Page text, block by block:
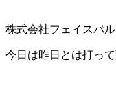
株式会社フェイスパ
今日は昨日とは打っ